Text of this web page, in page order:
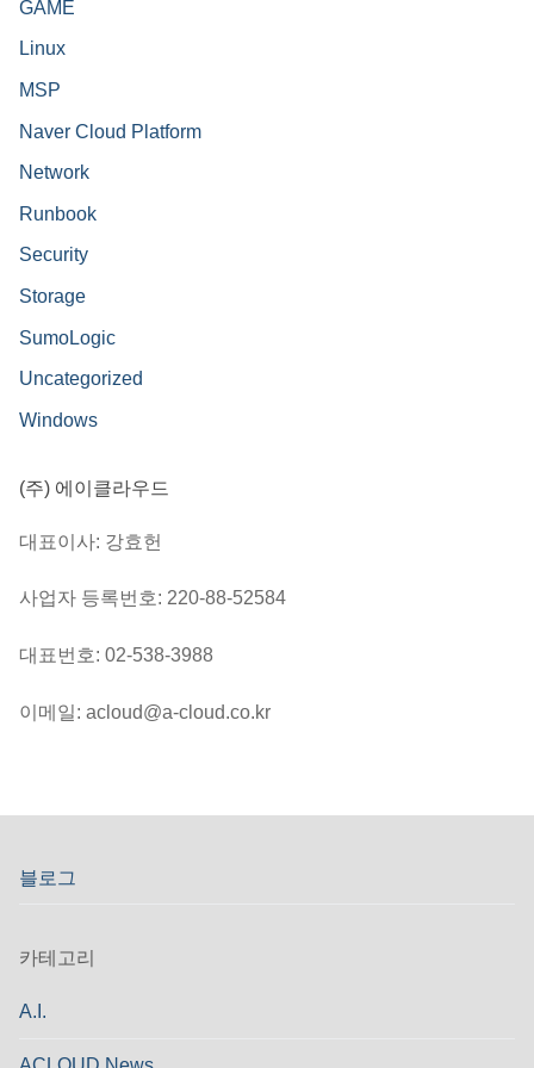
GAME
Linux
MSP
Naver Cloud Platform
Network
Runbook
Security
Storage
SumoLogic
Uncategorized
Windows
(주) 에이클라우드
대표이사: 강효헌
사업자 등록번호: 220-88-52584
대표번호: 02-538-3988
이메일: acloud@a-cloud.co.kr
블로그
카테고리
A.I.